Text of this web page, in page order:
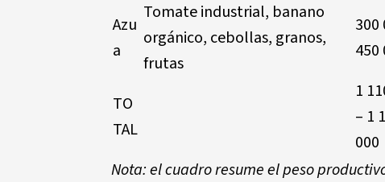
Azu
a
Tomate industrial, banano
orgánico, cebollas, granos,
frutas
300
450
TO
TAL
1
– 1
000
Nota: el cuadro resume el peso